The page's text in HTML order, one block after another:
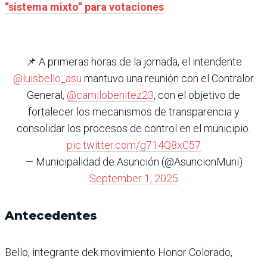
“sistema mixto” para votaciones
📌 A primeras horas de la jornada, el intendente
@luisbello_asu mantuvo una reunión con el Contralor
General, @camilobenitez23, con el objetivo de
fortalecer los mecanismos de transparencia y
consolidar los procesos de control en el municipio.
pic.twitter.com/g714Q8xC57
— Municipalidad de Asunción (@AsuncionMuni)
September 1, 2025
Antecedentes
Bello, integrante dek movimiento Honor Colorado,